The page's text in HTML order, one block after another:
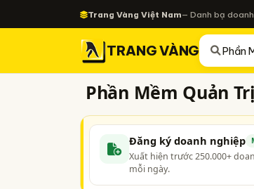
Trang Vàng Việt Nam— Danh bạ
TRANG VÀNG
Phần Mềm Quản Trị
Đăng ký doanh nghiệp
Xuất hiện trước 250.000+
mỗi ngày.